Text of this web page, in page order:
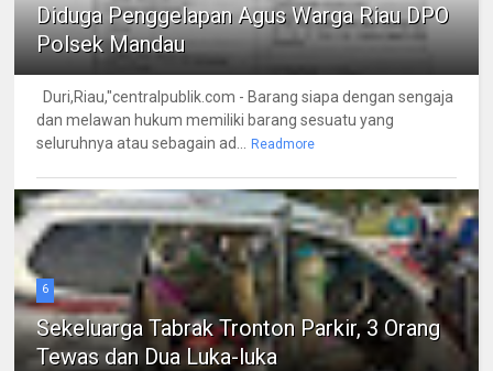
Diduga Penggelapan Agus Warga Riau DPO
Polsek Mandau
Duri,Riau,"centralpublik.com - Barang siapa dengan sengaja
dan melawan hukum memiliki barang sesuatu yang
seluruhnya atau sebagain ad...
Readmore
6
Sekeluarga Tabrak Tronton Parkir, 3 Orang
Tewas dan Dua Luka-luka